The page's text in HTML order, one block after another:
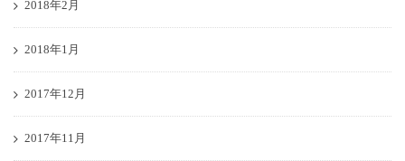
2018年2月
2018年1月
2017年12月
2017年11月